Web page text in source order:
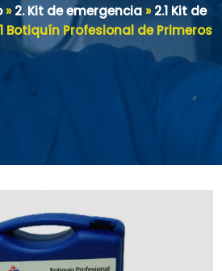
»2. Kit de emergencia»2.1 Kit de
Botiquín Profesional de Primeros